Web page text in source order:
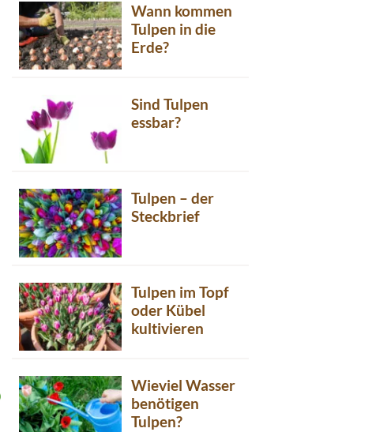
Wann kommen
Tulpen in die
Erde?
Sind Tulpen
essbar?
Tulpen – der
Steckbrief
Tulpen im Topf
oder Kübel
kultivieren
Wieviel Wasser
benötigen
Tulpen?